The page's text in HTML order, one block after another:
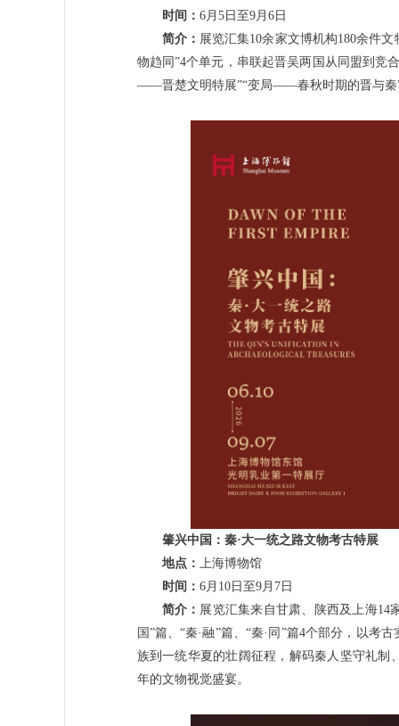
时间： 6月5日至9月6日
简介： 展览汇集10余家文博机构180余件
物趋同”4个单元，串联起晋吴两国从同盟到竞
——晋楚文明特展”“变局——春秋时期的晋与秦
肇兴中国：秦·大一统之路文物考古特展
地点： 上海博物馆
时间： 6月10日至9月7日
简介： 展览汇集来自甘肃、陕西及上海14
国”篇、“秦·融”篇、“秦·同”篇4个部分，以考
族到一统华夏的壮阔征程，解码秦人坚守礼
年的文物视觉盛宴。